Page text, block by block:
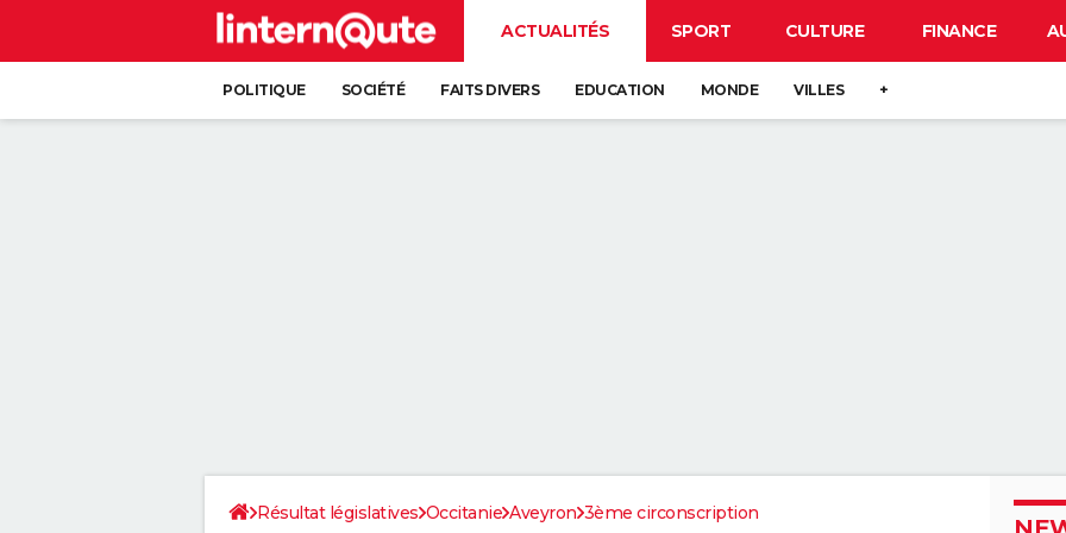
ACTUALITÉS SPORT CULTURE FINANCE
POLITIQUE SOCIÉTÉ FAITS DIVERS EDUCATION MONDE VILLES +
Résultat législatives Occitanie Aveyron 3ème circonscription